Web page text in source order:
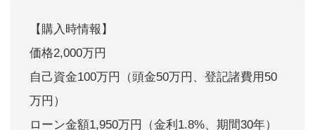
【購入時情報】
価格2,000万円
自己資金100万円（頭金50万円、登記諸費用50
万円）
ローン金額1,950万円（金利1.8%、期間30年）